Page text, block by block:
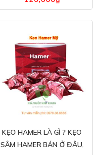
KẸO HAMER LÀ GÌ ? KẸO
SÂM HAMER BÁN Ở ĐÂU,